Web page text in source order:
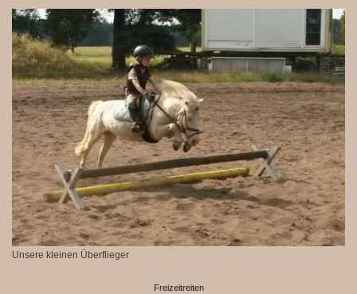
Unsere kleinen Überflieger
Freizeitreiten